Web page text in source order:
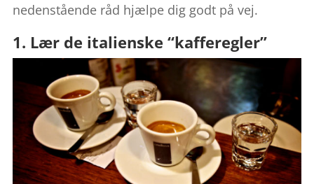
nedenstående råd hjælpe dig godt på vej.
1. Lær de italienske “kafferegler”